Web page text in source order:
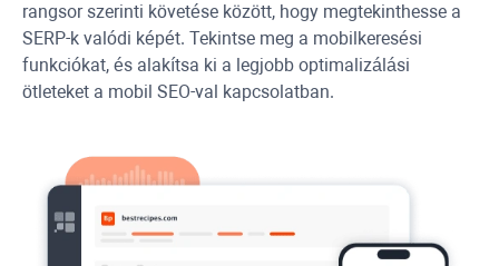
rangsor szerinti követése között, hogy megtekinthesse a
SERP-k valódi képét. Tekintse meg a mobilkeresési
funkciókat, és alakítsa ki a legjobb optimalizálási
ötleteket a mobil SEO-val kapcsolatban.